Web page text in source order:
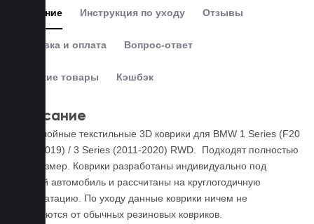
Описание Инструкция по уходу Отзывы
Доставка и оплата Вопрос-ответ
Похожие товары Кэшбэк
Описание
Пятислойные текстильные 3D коврики для BMW 1 Series (F20
2011-2019) / 3 Series (2011-2020) RWD. Подходят полностью
под размер. Коврики разработаны индивидуально под
каждый автомобиль и рассчитаны на круглогодичную
эксплуатацию. По уходу данные коврики ничем не
отличаются от обычных резиновых ковриков.